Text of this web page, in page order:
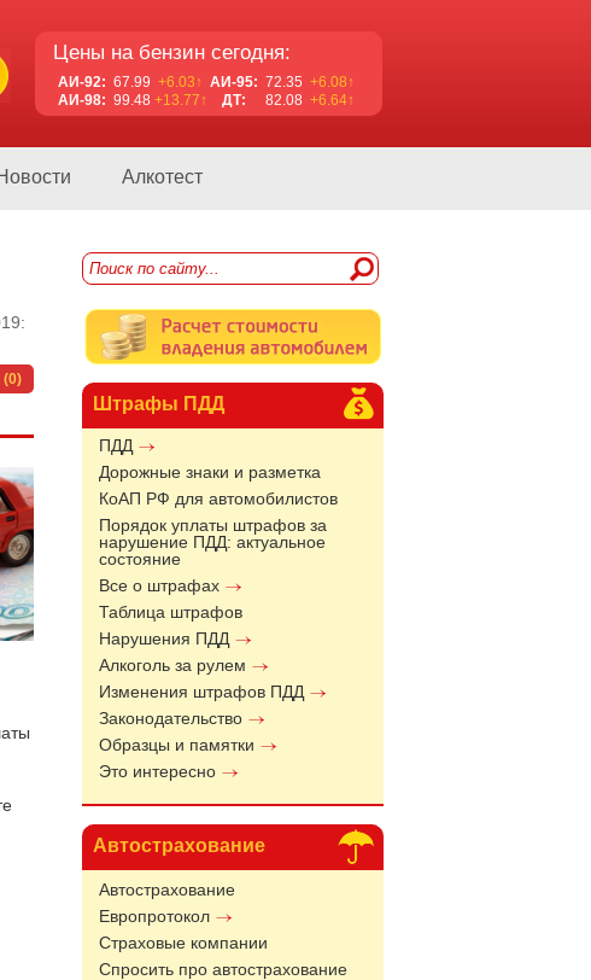
Цены на бензин сегодня:
АИ-92: 67.99 +6.03↑ АИ-95: 72.35 +6.08↑
АИ-98: 99.48 +13.77↑ ДТ: 82.08 +6.64↑
Алкотест
Штрафы ПДД
ПДД
Дорожные знаки и разметка
КоАП РФ для автомобилистов
Порядок уплаты штрафов за
нарушение ПДД: актуальное
состояние
Все о штрафах
Таблица штрафов
Нарушения ПДД
Алкоголь за рулем
Изменения штрафов ПДД
Законодательство
Образцы и памятки
Это интересно
Автострахование
Автострахование
Европротокол
Страховые компании
Спросить про автострахование
(0)